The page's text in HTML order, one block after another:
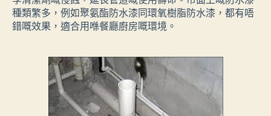
種類繁多，例如聚氨酯防水漆同環氧樹脂防水漆，都有唔
錯嘅效果，適合用喺餐廳廚房嘅環境。